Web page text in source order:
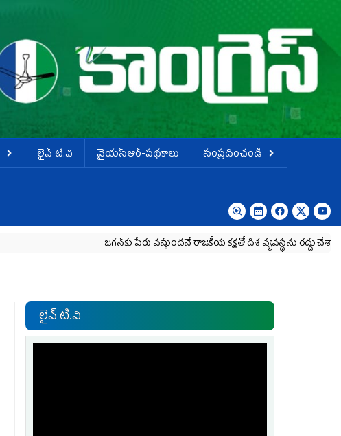
లైవ్ టి.వి వైయస్ఆర్-పథకాలు
సంప్రదించండి
జగన్‌కు పేరు వస్తుందనే రాజకీయ కక్షతో దిశ వ్య‌వ‌స్థ‌ను రద్దు చేశారు
లైవ్ టి.వి